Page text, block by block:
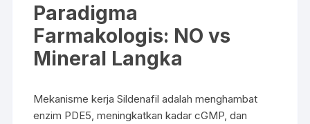
Paradigma
Farmakologis: NO vs
Mineral Langka
Mekanisme kerja Sildenafil adalah menghambat
enzim PDE5, meningkatkan kadar cGMP, dan